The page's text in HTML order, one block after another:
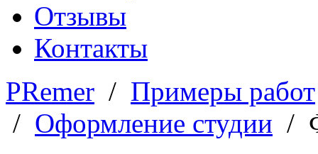
Отзывы
Контакты
PRemer / Примеры работ
/ Оформление студии /